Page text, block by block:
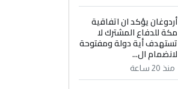
أردوغان يؤكد ان اتفاقية
مكة للدفاع المشترك لا
تستهدف أية دولة ومفتوحة
لانضمام ال...
منذ 20 ساعة